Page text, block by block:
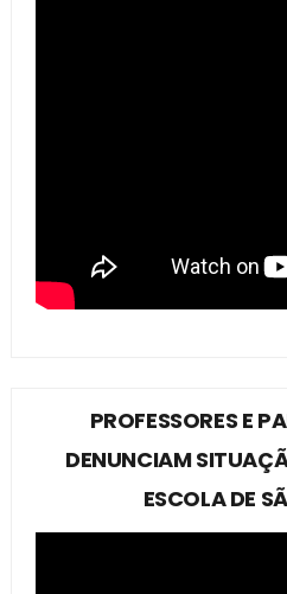
PROFESSORES E
DENUNCIAM
ESCOLA DE